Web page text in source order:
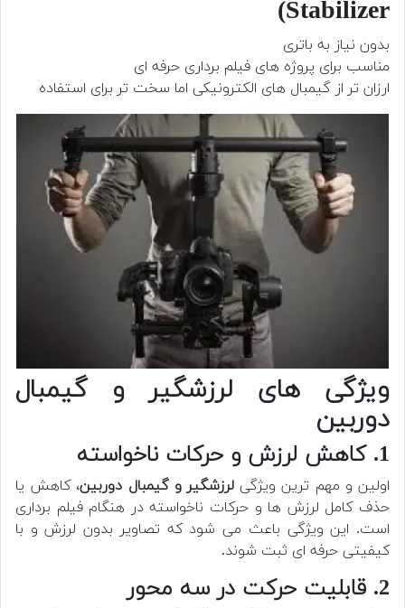
Stabilizer)
بدون نیاز به باتری
مناسب برای پروژه های فیلم برداری حرفه ای
ارزان تر از گیمبال های الکترونیکی اما سخت تر برای استفاده
ویژگی های لرزشگیر و گیمبال
دوربین
1. کاهش لرزش و حرکات ناخواسته
اولین و مهم ترین ویژگی لرزشگیر و گیمبال دوربین، کاهش یا
حذف کامل لرزش ها و حرکات ناخواسته در هنگام فیلم برداری
است. این ویژگی باعث می شود که تصاویر بدون لرزش و با
کیفیتی حرفه ای ثبت شوند.
2. قابلیت حرکت در سه محور